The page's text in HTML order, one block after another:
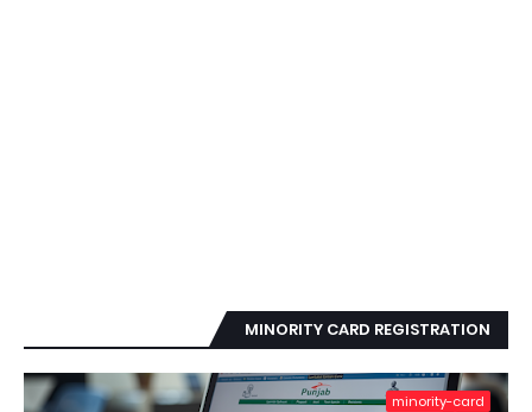
MINORITY CARD REGISTRATION
minority-card